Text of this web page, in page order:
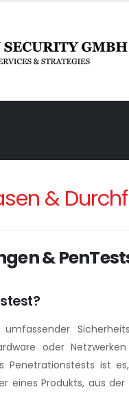
&
&
oder
Penetrationstests ist
eines Produkts, aus